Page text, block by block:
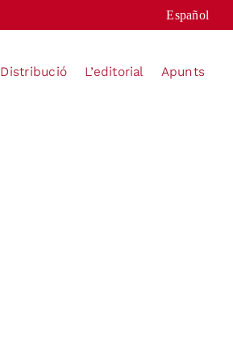
Español
Distribució L’editorial Apunts